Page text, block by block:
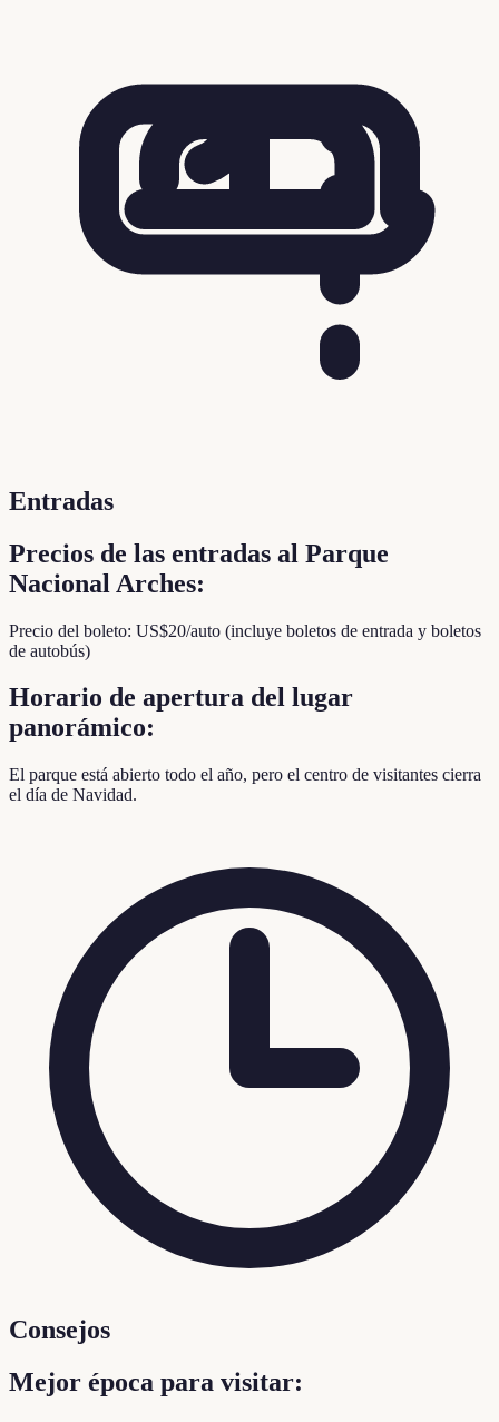
Entradas
Precios de las entradas al Parque
Nacional Arches:
Precio del boleto: US$20/auto (incluye boletos de entrada y boletos
de autobús)
Horario de apertura del lugar
panorámico:
El parque está abierto todo el año, pero el centro de visitantes cierra
el día de Navidad.
Consejos
Mejor época para visitar: